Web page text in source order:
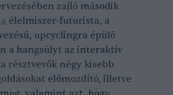
zajló második
élelmiszer-futurista, a
upcyclingra épülő
a hangsúlyt az interaktív
résztvevők négy kisebb
előmozdító, illetve